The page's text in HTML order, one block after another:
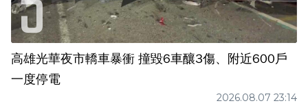
高雄光華夜市轎車暴衝 撞毀6車釀3傷、附近600戶
一度停電
2026.08.07 23:14